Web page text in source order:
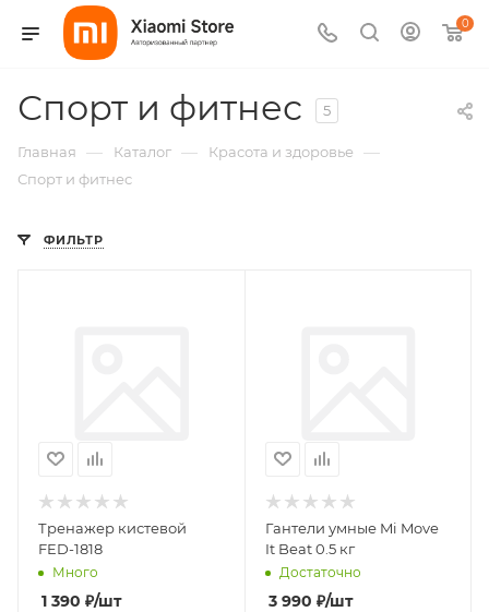
0
Спорт и фитнес 5
Главная — Каталог — Красота и здоровье —
Спорт и фитнес
ФИЛЬТР
Тренажер кистевой
FED-1818
Много
1 390 ₽/шт
Гантели умные Mi Move
It Beat 0.5 кг
Достаточно
3 990 ₽/шт